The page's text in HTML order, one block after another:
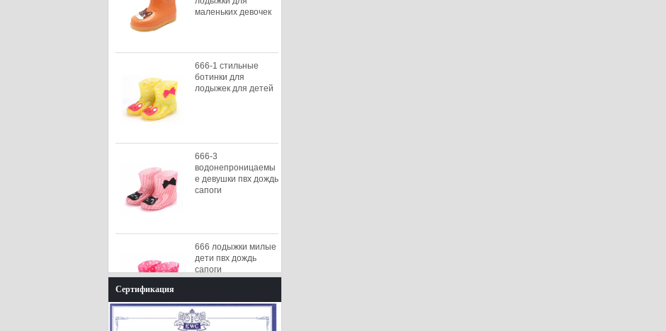
маленьких девочек
666-1 стильные
ботинки для
лодыжек для детей
666-3
водонепроницаемы
е девушки пвх дождь
сапоги
666 лодыжки милые
дети пвх дождь
сапоги
Сертификация